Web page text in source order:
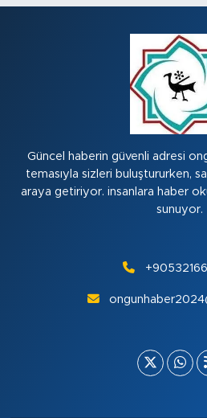
Güncel haberin güvenli adresi
temasıyla sizleri buluştururken,
araya getiriyor. insanlara haber
sunuyor.